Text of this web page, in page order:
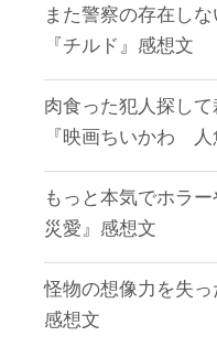
また警察の存在し
『チルド』感想文
肉食った犯人探し
『映画ちいかわ
もっと本気でホラ
災愛』感想文
怪物の想像力を失っ
感想文